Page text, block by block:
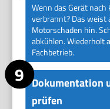
Wenn das Gerät
verbrannt? Das weist
Motorschaden hin.
abkühlen. Wiederholt
Fachbetrieb.
Dokumentation
prüfen